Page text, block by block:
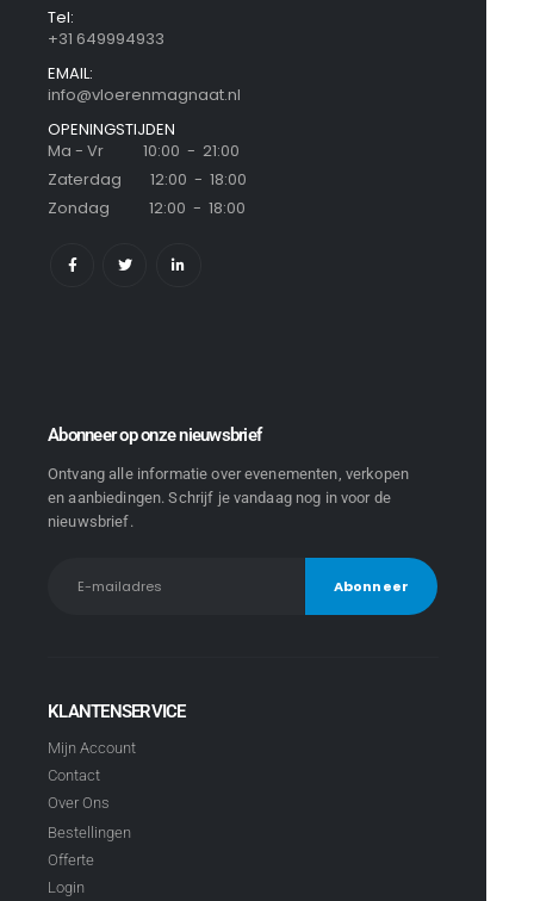
Tel:
+31 649994933
EMAIL:
info@vloerenmagnaat.nl
OPENINGSTIJDEN
Ma - Vr 10:00 - 21:00
Zaterdag 12:00 - 18:00
Zondag 12:00 - 18:00
Abonneer op onze nieuwsbrief
Ontvang alle informatie over evenementen, verkopen
en aanbiedingen. Schrijf je vandaag nog in voor de
nieuwsbrief.
KLANTENSERVICE
Mijn Account
Contact
Over Ons
Bestellingen
Offerte
Login